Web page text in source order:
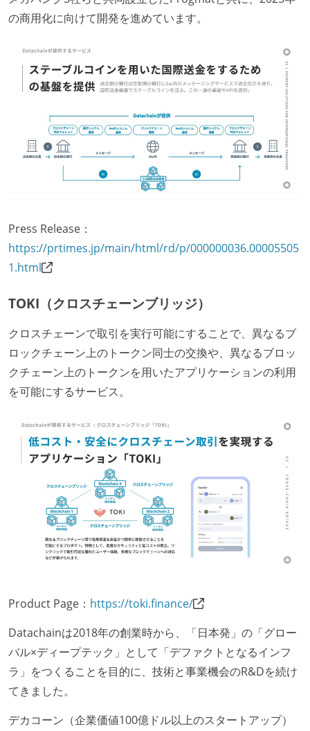
の商用化に向けて開発を進めています。
Press Release：
https://prtimes.jp/main/html/rd/p/000000036.00005505
1.html
TOKI（クロスチェーンブリッジ）
クロスチェーンで取引を実行可能にすることで、異なるブ
ロックチェーン上のトークン同士の交換や、異なるブロッ
クチェーン上のトークンを用いたアプリケーションの利用
を可能にするサービス。
Product Page： https://toki.finance/
Datachainは2018年の創業時から、「日本発」の「グロー
バル×ディープテック」として「デファクトとなるインフ
ラ」をつくることを目的に、技術と事業機会のR&Dを続け
てきました。
デカコーン（企業価値100億ドル以上のスタートアップ）